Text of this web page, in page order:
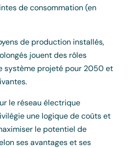
de consommation (en
de production installés,
jouent des rôles
système projeté pour 2050 et
le réseau électrique
une logique de coûts et
le potentiel de
ses avantages et ses